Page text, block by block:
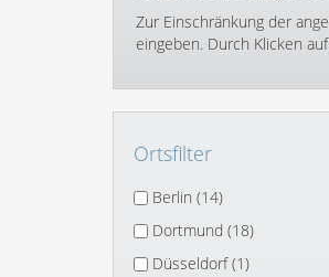
Zur Einschränkung der
eingeben. Durch Klicken
Ortsfilter
Berlin (14)
Dortmund (18)
Düsseldorf (1)